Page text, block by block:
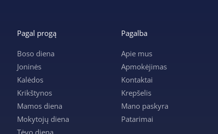
Pagal progą
Boso diena
Joninės
Kalėdos
Krikštynos
Mamos diena
Mokytojų diena
Tėvo diena
Pagalba
Apie mus
Apmokėjimas
Kontaktai
Krepšelis
Mano paskyra
Patarimai